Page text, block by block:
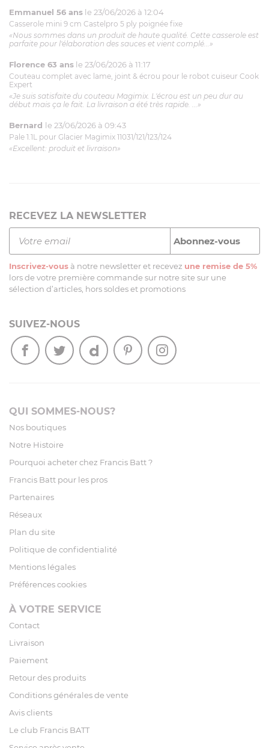
Emmanuel 56 ans le 23/06/2026 à 12:04
Casserole mini 9 cm Castelpro 5 ply poignée fixe
«Nous sommes dans un produit de haute qualité. Cette casserole est
parfaite pour l'élaboration des sauces et vient complé...»
Florence 63 ans le 23/06/2026 à 11:17
Couteau complet avec lame, joint & écrou pour le robot cuiseur Cook
Expert
«Je suis satisfaite du couteau Magimix. L'écrou est un peu dur au
début mais ça le fait. La livraison a été très rapide. ...»
Bernard le 23/06/2026 à 09:43
Pale 1.1L pour Glacier Magimix 11031/121/123/124
«Excellent: produit et livraison»
RECEVEZ LA NEWSLETTER
Inscrivez-vous à notre newsletter et recevez une remise de 5%
lors de votre première commande sur notre site sur une
sélection d’articles, hors soldes et promotions
SUIVEZ-NOUS
QUI SOMMES-NOUS?
Nos boutiques
Notre Histoire
Pourquoi acheter chez Francis Batt ?
Francis Batt pour les pros
Partenaires
Réseaux
Plan du site
Politique de confidentialité
Mentions légales
Préférences cookies
À VOTRE SERVICE
Contact
Livraison
Paiement
Retour des produits
Conditions générales de vente
Avis clients
Le club Francis BATT